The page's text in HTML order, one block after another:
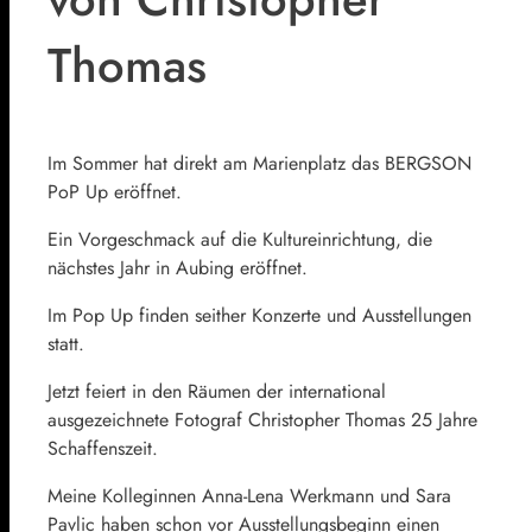
Thomas
Im Sommer hat direkt am Marienplatz das BERGSON
PoP Up eröffnet.
Ein Vorgeschmack auf die Kultureinrichtung, die
nächstes Jahr in Aubing eröffnet.
Im Pop Up finden seither Konzerte und Ausstellungen
statt.
Jetzt feiert in den Räumen der international
ausgezeichnete Fotograf Christopher Thomas 25 Jahre
Schaffenszeit.
Meine Kolleginnen Anna-Lena Werkmann und Sara
Pavlic haben schon vor Ausstellungsbeginn einen